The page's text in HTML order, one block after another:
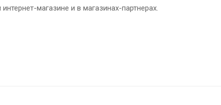
магазине и в магазинах-партнерах.